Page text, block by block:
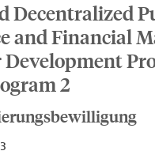
Decentralized
and Financial
Development
2